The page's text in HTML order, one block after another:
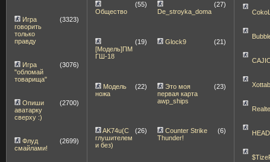
Игра
говорить
только
правду
(3323)
Игра
"обломай
товарища"
(3076)
Опиши
аватарку
сверху :)
(2700)
Флуд
смайлами!
(2699)
Общество
(55)
De_stroyka_doma
(27)
[Модель]ПМ
ГШ-18
(19) Glock9 (21)
Модель
ножа
(22)
Это моя
первая карта
awp_ships
(23)
AK74u(С
глушителем
и без)
(26)
Counter Strike
Thunder!
(6)